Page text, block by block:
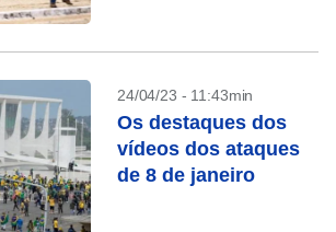
24/04/23 - 11:43min
Os destaques dos
vídeos dos ataques
de 8 de janeiro